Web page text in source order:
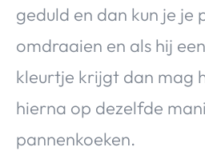
geduld en dan kun je je
omdraaien en als hij
kleurtje krijgt dan mag
hierna op dezelfde
pannenkoeken.